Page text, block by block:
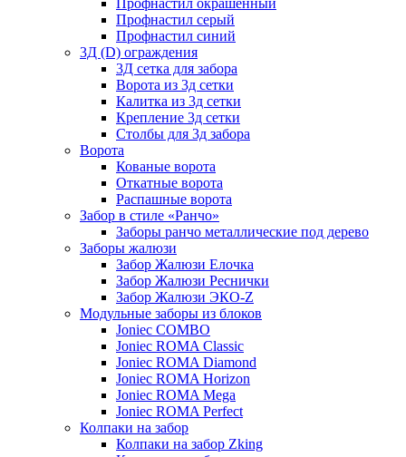
Профнастил окрашенный
Профнастил серый
Профнастил синий
3Д (D) ограждения
3Д сетка для забора
Ворота из 3д сетки
Калитка из 3д сетки
Крепление 3д сетки
Столбы для 3д забора
Ворота
Кованые ворота
Откатные ворота
Распашные ворота
Забор в стиле «Ранчо»
Заборы ранчо металлические под дерево
Заборы жалюзи
Забор Жалюзи Елочка
Забор Жалюзи Реснички
Забор Жалюзи ЭКО-Z
Модульные заборы из блоков
Joniec COMBO
Joniec ROMA Classic
Joniec ROMA Diamond
Joniec ROMA Horizon
Joniec ROMA Mega
Joniec ROMA Perfect
Колпаки на забор
Колпаки на забор Zking